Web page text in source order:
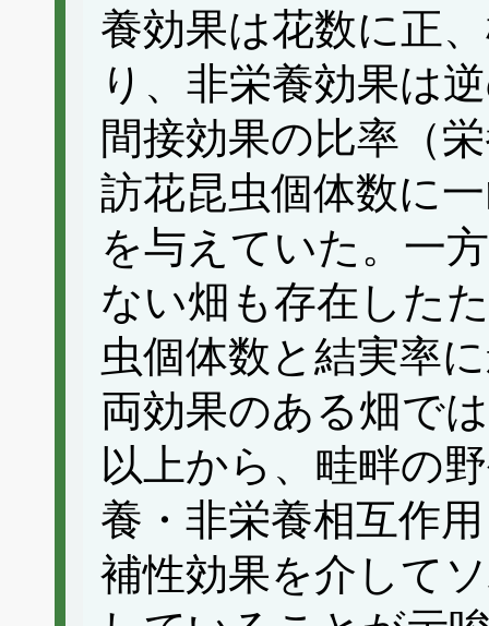
養効果は花数に正
り、非栄養効果は
間接効果の比率（
訪花昆虫個体数に
を与えていた。一
ない畑も存在した
虫個体数と結実率
両効果のある畑で
以上から、畦畔の
養・非栄養相互作
補性効果を介して